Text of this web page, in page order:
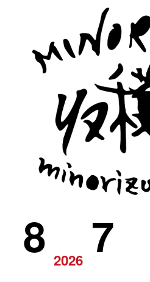
2026
8 7